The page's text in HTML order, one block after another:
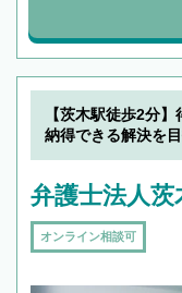
【茨木駅徒歩2分
納得できる解決を
弁護士法人
オンライン相談可